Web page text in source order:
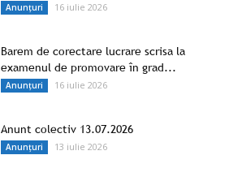
Anunțuri 16 iulie 2026
Barem de corectare lucrare scrisa la
examenul de promovare în grad...
Anunțuri 16 iulie 2026
Anunt colectiv 13.07.2026
Anunțuri 13 iulie 2026